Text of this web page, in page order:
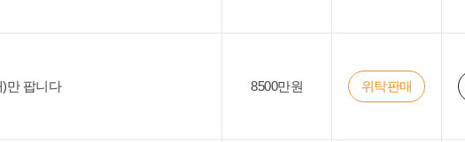
만 팝니다 8500만원 위탁판매